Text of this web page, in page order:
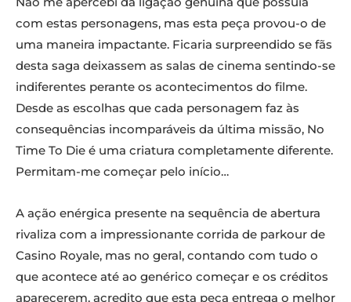
com estas personagens, mas esta peça provou-o de
uma maneira impactante. Ficaria surpreendido se fãs
desta saga deixassem as salas de cinema sentindo-se
indiferentes perante os acontecimentos do filme.
Desde as escolhas que cada personagem faz às
consequências incomparáveis da última missão, No
Time To Die é uma criatura completamente diferente.
Permitam-me começar pelo início…
A ação enérgica presente na sequência de abertura
rivaliza com a impressionante corrida de parkour de
Casino Royale, mas no geral, contando com tudo o
que acontece até ao genérico começar e os créditos
aparecerem, acredito que esta peça entrega o melhor